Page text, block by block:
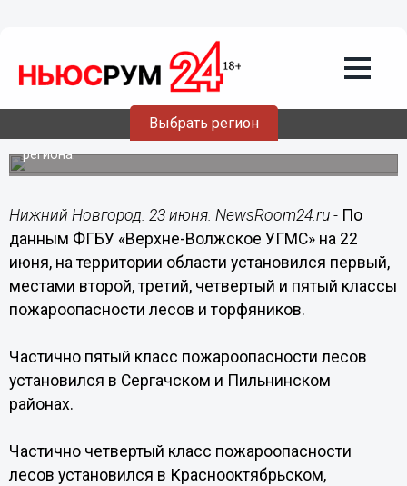
Выбрать регион
установился в Сергачском и
Пильнинском районах Нижегородской
Частично четвертый класс пожароопасности лесов
установился в трех муниципальных образованиях
региона.
Нижний Новгород. 23 июня. NewsRoom24.ru - По
данным ФГБУ «Верхне-Волжское УГМС» на 22
июня, на территории области установился первый,
местами второй, третий, четвертый и пятый классы
пожароопасности лесов и торфяников.
Частично пятый класс пожароопасности лесов
установился в Сергачском и Пильнинском
районах.
Частично четвертый класс пожароопасности
лесов установился в Краснооктябрьском,